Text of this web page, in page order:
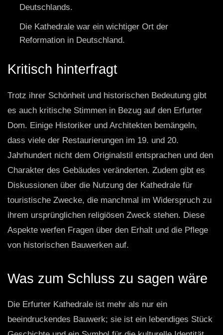
Deutschlands.
Die Kathedrale war ein wichtiger Ort der
Reformation in Deutschland.
Kritisch hinterfragt
Trotz ihrer Schönheit und historischen Bedeutung gibt
es auch kritische Stimmen in Bezug auf den Erfurter
Dom. Einige Historiker und Architekten bemängeln,
dass viele der Restaurierungen im 19. und 20.
Jahrhundert nicht dem Originalstil entsprachen und den
Charakter des Gebäudes veränderten. Zudem gibt es
Diskussionen über die Nutzung der Kathedrale für
touristische Zwecke, die manchmal im Widerspruch zu
ihrem ursprünglichen religiösen Zweck stehen. Diese
Aspekte werfen Fragen über den Erhalt und die Pflege
von historischen Bauwerken auf.
Was zum Schluss zu sagen wäre
Die Erfurter Kathedrale ist mehr als nur ein
beeindruckendes Bauwerk; sie ist ein lebendiges Stück